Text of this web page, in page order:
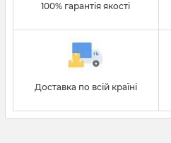
100% гарантія якості
Доставка по всій країні